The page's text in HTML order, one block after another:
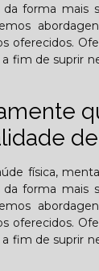
forma mais
oferecidos.
fim de suprir
física,
forma mais
oferecidos.
fim de suprir